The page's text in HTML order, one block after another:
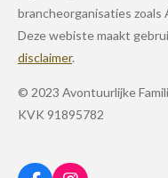
brancheorganisaties zoals
Deze webiste maakt
disclaimer.
© 2023 Avontuurlijke
KVK 91895782